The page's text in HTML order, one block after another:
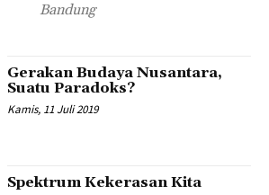
Bandung
Gerakan Budaya Nusantara,
Suatu Paradoks?
Kamis, 11 Juli 2019
Spektrum Kekerasan Kita